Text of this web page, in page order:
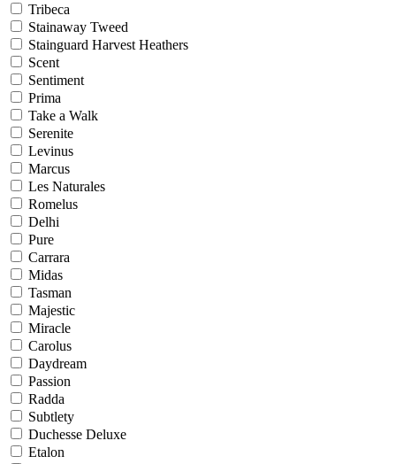
Tribeca
Stainaway Tweed
Stainguard Harvest Heathers
Scent
Sentiment
Prima
Take a Walk
Serenite
Levinus
Marcus
Les Naturales
Romelus
Delhi
Pure
Carrara
Midas
Tasman
Majestic
Miracle
Carolus
Daydream
Passion
Radda
Subtlety
Duchesse Deluxe
Etalon